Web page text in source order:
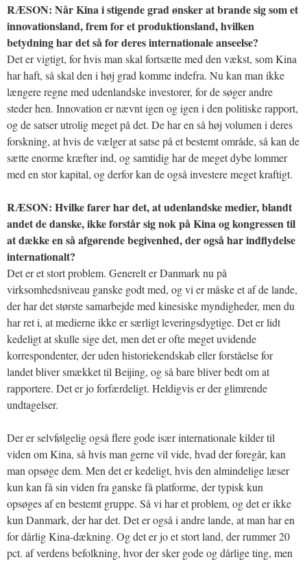
RÆSON: Når Kina i stigende grad ønsker at brande sig som et
innovationsland, frem for et produktionsland, hvilken
betydning har det så for deres internationale anseelse?
Det er vigtigt, for hvis man skal fortsætte med den vækst, som Kina
har haft, så skal den i høj grad komme indefra. Nu kan man ikke
længere regne med udenlandske investorer, for de søger andre
steder hen. Innovation er nævnt igen og igen i den politiske rapport,
og de satser utrolig meget på det. De har en så høj volumen i deres
forskning, at hvis de vælger at satse på et bestemt område, så kan de
sætte enorme kræfter ind, og samtidig har de meget dybe lommer
med en stor kapital, og derfor kan de også investere meget kraftigt.
RÆSON: Hvilke farer har det, at udenlandske medier, blandt
andet de danske, ikke forstår sig nok på Kina og kongressen til
at dække en så afgørende begivenhed, der også har indflydelse
internationalt?
Det er et stort problem. Generelt er Danmark nu på
virksomhedsniveau ganske godt med, og vi er måske et af de lande,
der har det største samarbejde med kinesiske myndigheder, men du
har ret i, at medierne ikke er særligt leveringsdygtige. Det er lidt
kedeligt at skulle sige det, men det er ofte meget uvidende
korrespondenter, der uden historiekendskab eller forståelse for
landet bliver smækket til Beijing, og så bare bliver bedt om at
rapportere. Det er jo forfærdeligt. Heldigvis er der glimrende
undtagelser.
Der er selvfølgelig også flere gode især internationale kilder til
viden om Kina, så hvis man gerne vil vide, hvad der foregår, kan
man opsøge dem. Men det er kedeligt, hvis den almindelige læser
kun kan få sin viden fra ganske få platforme, der typisk kun
opsøges af en bestemt gruppe. Så vi har et problem, og det er ikke
kun Danmark, der har det. Det er også i andre lande, at man har en
for dårlig Kina-dækning. Og det er jo et stort land, der rummer 20
pct. af verdens befolkning, hvor der sker gode og dårlige ting, men